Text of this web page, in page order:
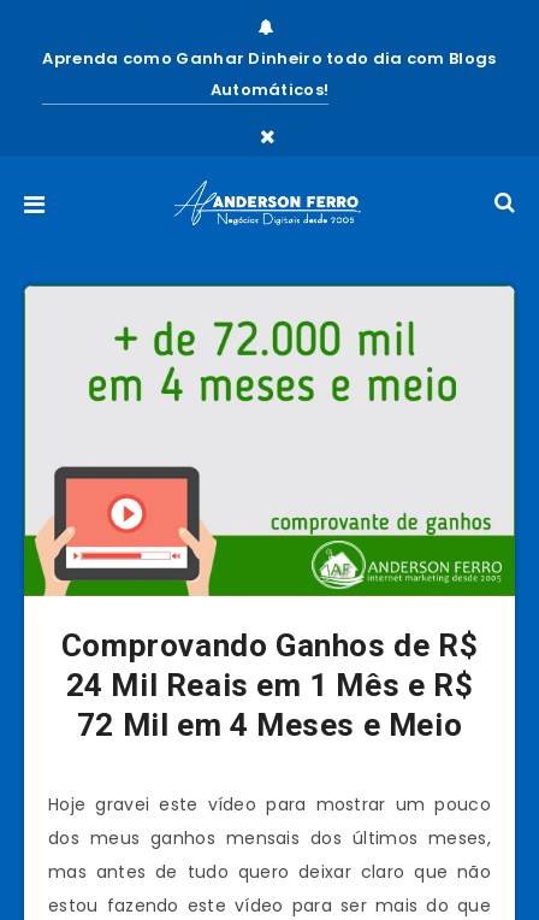
Aprenda como Ganhar Dinheiro todo dia com Blogs
Automáticos!
Comprovando Ganhos de R$
24 Mil Reais em 1 Mês e R$
72 Mil em 4 Meses e Meio
Hoje gravei este vídeo para mostrar um pouco
dos meus ganhos mensais dos últimos meses,
mas antes de tudo quero deixar claro que não
estou fazendo este vídeo para ser mais do que